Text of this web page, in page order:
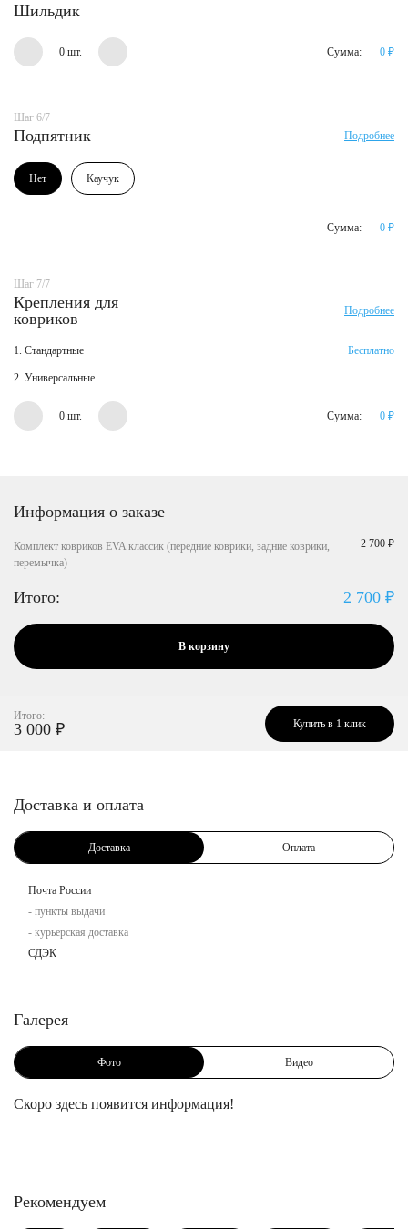
Шильдик
0 шт. Сумма: 0 ₽
Шаг 6/7
Подпятник Подробнее
Нет Каучук
Сумма: 0 ₽
Шаг 7/7
Крепления для
ковриков
Подробнее
1. Стандартные Бесплатно
2. Универсальные
0 шт. Сумма: 0 ₽
Информация о заказе
Комплект ковриков EVA классик (передние коврики, задние коврики,
перемычка)
2 700 ₽
Итого: 2 700 ₽
В корзину
Итого:
3 000 ₽ Купить в 1 клик
Доставка и оплата
Доставка Оплата
Почта России
- пункты выдачи
- курьерская доставка
СДЭК
Галерея
Фото Видео
Скоро здесь появится информация!
Рекомендуем